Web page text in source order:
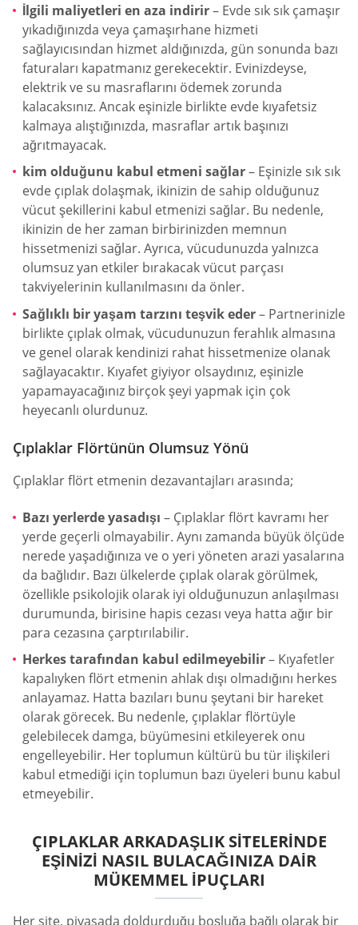
İlgili maliyetleri en aza indirir– Evde sık sık çamaşır
yıkadığınızda veya çamaşırhane hizmeti
sağlayıcısından hizmet aldığınızda, gün sonunda bazı
faturaları kapatmanız gerekecektir. Evinizdeyse,
elektrik ve su masraflarını ödemek zorunda
kalacaksınız. Ancak eşinizle birlikte evde kıyafetsiz
kalmaya alıştığınızda, masraflar artık başınızı
ağrıtmayacak.
kim olduğunu kabul etmeni sağlar– Eşinizle sık sık
evde çıplak dolaşmak, ikinizin de sahip olduğunuz
vücut şekillerini kabul etmenizi sağlar. Bu nedenle,
ikinizin de her zaman birbirinizden memnun
hissetmenizi sağlar. Ayrıca, vücudunuzda yalnızca
olumsuz yan etkiler bırakacak vücut parçası
takviyelerinin kullanılmasını da önler.
Sağlıklı bir yaşam tarzını teşvik eder– Partnerinizle
birlikte çıplak olmak, vücudunuzun ferahlık almasına
ve genel olarak kendinizi rahat hissetmenize olanak
sağlayacaktır. Kıyafet giyiyor olsaydınız, eşinizle
yapamayacağınız birçok şeyi yapmak için çok
heyecanlı olurdunuz.
Çıplaklar Flörtünün Olumsuz Yönü
Çıplaklar flört etmenin dezavantajları arasında;
Bazı yerlerde yasadışı – Çıplaklar flört kavramı her
yerde geçerli olmayabilir. Aynı zamanda büyük ölçüde
nerede yaşadığınıza ve o yeri yöneten arazi yasalarına
da bağlıdır. Bazı ülkelerde çıplak olarak görülmek,
özellikle psikolojik olarak iyi olduğunuzun anlaşılması
durumunda, birisine hapis cezası veya hatta ağır bir
para cezasına çarptırılabilir.
Herkes tarafından kabul edilmeyebilir– Kıyafetler
kapalıyken flört etmenin ahlak dışı olmadığını herkes
anlayamaz. Hatta bazıları bunu şeytani bir hareket
olarak görecek. Bu nedenle, çıplaklar flörtüyle
gelebilecek damga, büyümesini etkileyerek onu
engelleyebilir. Her toplumun kültürü bu tür ilişkileri
kabul etmediği için toplumun bazı üyeleri bunu kabul
etmeyebilir.
ÇIPLAKLAR ARKADAŞLIK SITELERINDE
EŞINIZI NASIL BULACAĞINIZA DAIR
MÜKEMMEL İPUÇLARI
Her site, piyasada doldurduğu boşluğa bağlı olarak bir